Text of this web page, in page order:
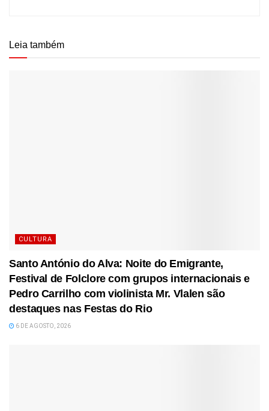
Leia também
CULTURA
Santo António do Alva: Noite do Emigrante,
Festival de Folclore com grupos internacionais e
Pedro Carrilho com violinista Mr. Vlalen são
destaques nas Festas do Rio
6 DE AGOSTO, 2026